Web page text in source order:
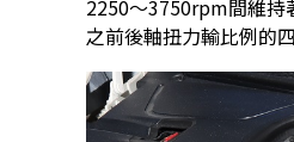
2250～3750rpm間維持
之前後軸扭力輸比例的